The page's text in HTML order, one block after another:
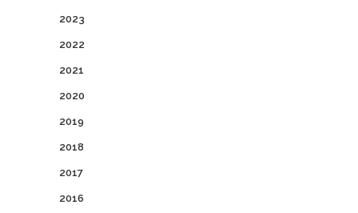
2023
2022
2021
2020
2019
2018
2017
2016